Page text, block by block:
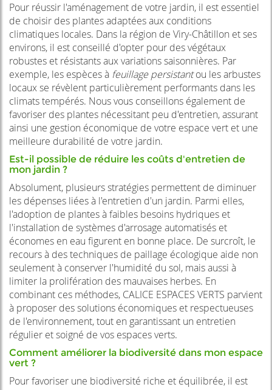
Pour réussir l'aménagement de votre jardin, il est essentiel
de choisir des plantes adaptées aux conditions
climatiques locales. Dans la région de Viry-Châtillon et ses
environs, il est conseillé d'opter pour des végétaux
robustes et résistants aux variations saisonnières. Par
exemple, les espèces à feuillage persistantou les arbustes
locaux se révèlent particulièrement performants dans les
climats tempérés. Nous vous conseillons également de
favoriser des plantes nécessitant peu d'entretien, assurant
ainsi une gestion économique de votre espace vert et une
meilleure durabilité de votre jardin.
Est-il possible de réduire les coûts d'entretien de
mon jardin ?
Absolument, plusieurs stratégies permettent de diminuer
les dépenses liées à l'entretien d'un jardin. Parmi elles,
l'adoption de plantes à faibles besoins hydriques et
l'installation de systèmes d'arrosage automatisés et
économes en eau figurent en bonne place. De surcroît, le
recours à des techniques de paillage écologique aide non
seulement à conserver l'humidité du sol, mais aussi à
limiter la prolifération des mauvaises herbes. En
combinant ces méthodes, CALICE ESPACES VERTS parvient
à proposer des solutions économiques et respectueuses
de l'environnement, tout en garantissant un entretien
régulier et soigné de vos espaces verts.
Comment améliorer la biodiversité dans mon espace
vert ?
Pour favoriser une biodiversité riche et équilibrée, il est